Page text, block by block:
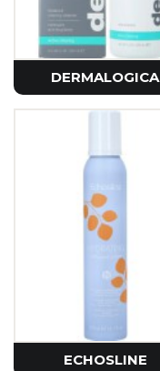
DERMALOGICA
ECHOSLINE